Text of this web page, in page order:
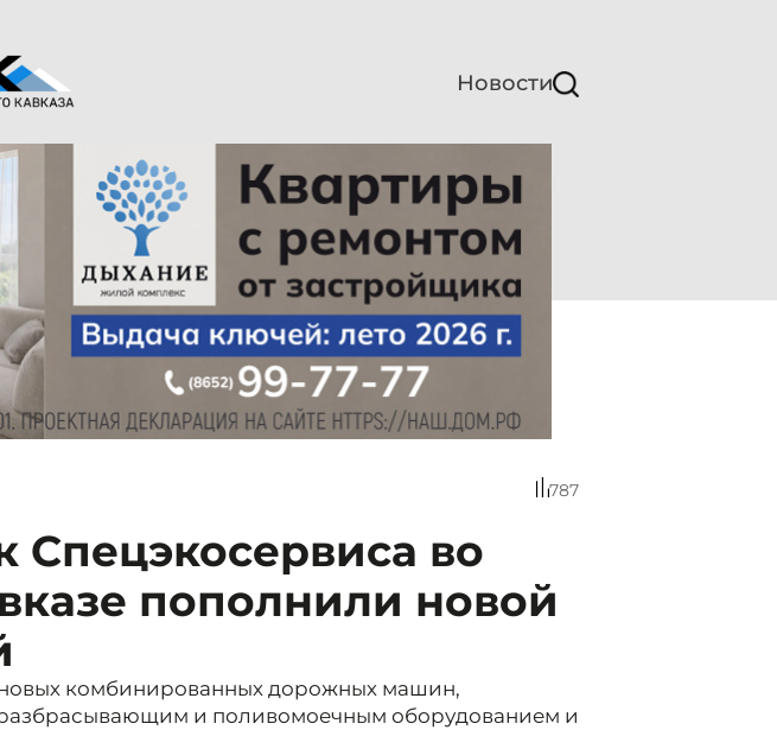
Новости
787
Спецэкосервиса во
пополнили новой
комбинированных дорожных машин,
и поливомоечным оборудованием и